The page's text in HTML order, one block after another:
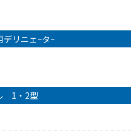
デリニェｰタｰ
1・2型